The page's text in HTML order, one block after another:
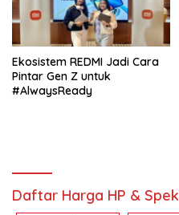
Ekosistem REDMI Jadi Cara
Pintar Gen Z untuk
#AlwaysReady
Daftar Harga HP & Spek